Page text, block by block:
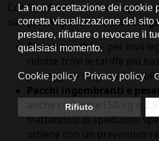
Con SpedireAdesso.com
sia ipiccoli pacchisia icolli
Piccoli pacchi— per invii
ridotte trovi le tariffe più
per oggetti singoli e articoli
Pacchi ingombranti e
anche colli oltre i 50 kg o
trattandosi di spedizioni
ottiene con un preventivo